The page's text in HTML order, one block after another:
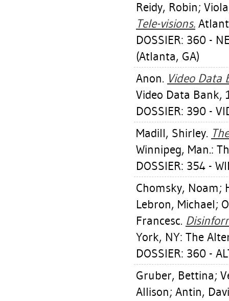
Reidy, Robin;
Tele-visions.
DOSSIER: 360 -
(Atlanta, GA)
Anon. Video Data
Video Data Bank,
DOSSIER: 390 -
Madill, Shirley.
Winnipeg, Man.:
DOSSIER: 354 -
Chomsky, Noam;
Lebron, Michael;
Francesc.
York, NY: The
DOSSIER: 360 -
Gruber, Bettina;
Allison; Antin,